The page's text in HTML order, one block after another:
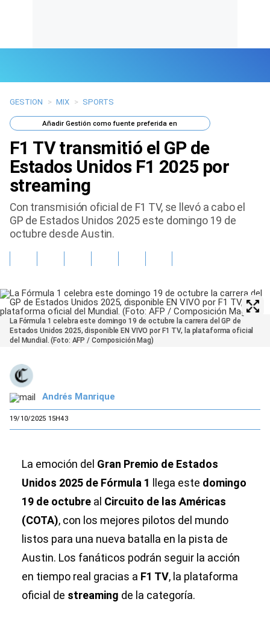
Últimas Noticias
Mi Bolsillo
Respuestas
Gente
Vida Laboral
Sports
GESTION > MIX > SPORTS
AñadirGestión como fuente preferida en
F1 TV transmitió el GP de
Estados Unidos F1 2025 por
streaming
Con transmisión oficial de F1 TV, se llevó a cabo el
GP de Estados Unidos 2025 este domingo 19 de
octubre desde Austin.
La Fórmula 1 celebra este domingo 19 de octubre la carrera del GP de
Estados Unidos 2025, disponible EN VIVO por F1 TV, la plataforma oficial
del Mundial. (Foto: AFP / Composición Mag)
Andrés Manrique
19/10/2025 15H43
La emoción del Gran Premio de Estados
Unidos 2025 de Fórmula 1
llega este domingo
19 de octubre al Circuito de las Américas
(COTA), con los mejores pilotos del mundo
listos para una nueva batalla en la pista de
Austin. Los fanáticos podrán seguir la acción
en tiempo real gracias a F1 TV, la plataforma
oficial de streaming de la categoría.